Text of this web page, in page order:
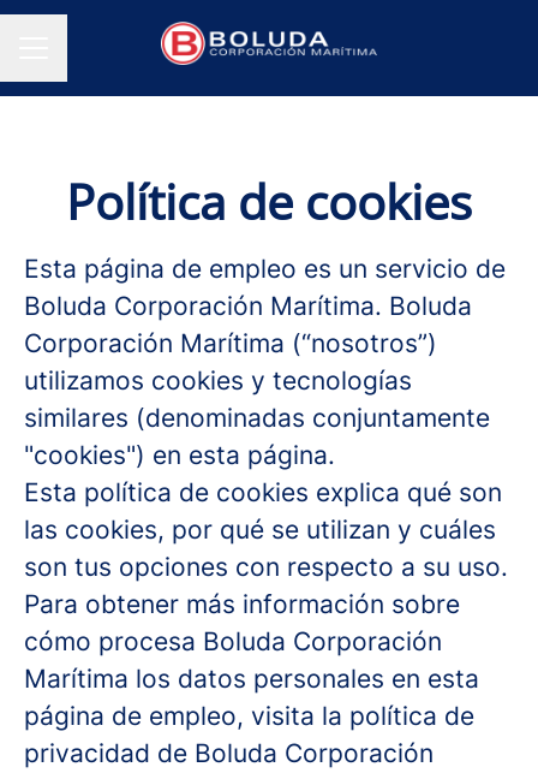
MENÚ DE EMPLEO
Política de cookies
Esta página de empleo es un servicio de
Boluda Corporación Marítima. Boluda
Corporación Marítima (“nosotros”)
utilizamos cookies y tecnologías
similares (denominadas conjuntamente
"cookies") en esta página.
Esta política de cookies explica qué son
las cookies, por qué se utilizan y cuáles
son tus opciones con respecto a su uso.
Para obtener más información sobre
cómo procesa Boluda Corporación
Marítima los datos personales en esta
página de empleo, visita la política de
privacidad de Boluda Corporación